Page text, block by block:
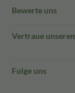
Bewerte uns
Vertraue
Folge uns